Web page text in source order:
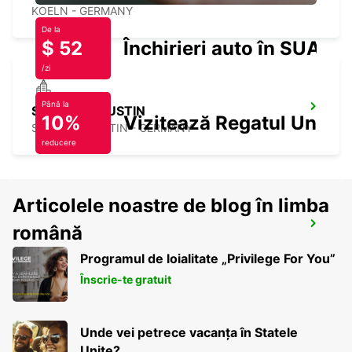
KOELN - GERMANY
SANKT AUGUSTIN
SANKT AUGUSTIN - GERMANY
COLOGNE EHRENFELD
KOELN - GERMANY
De la
$ 52
/zi
Închirieri auto în SUA
Până la
10%
reducere
Vizitează Regatul Unit
Articolele noastre de blog în limba
română
Programul de loialitate „Privilege For You”
Înscrie-te gratuit
Unde vei petrece vacanța în Statele